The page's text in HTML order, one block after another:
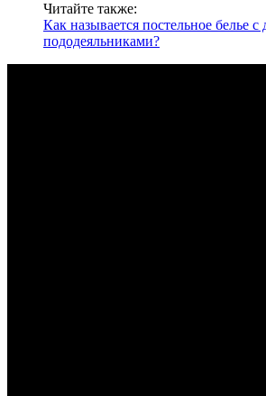
Читайте также:
Как называется постельное белье с
пододеяльниками?